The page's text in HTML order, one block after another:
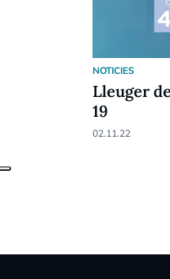
NOTICIES
Lleuger
19
02.11.22